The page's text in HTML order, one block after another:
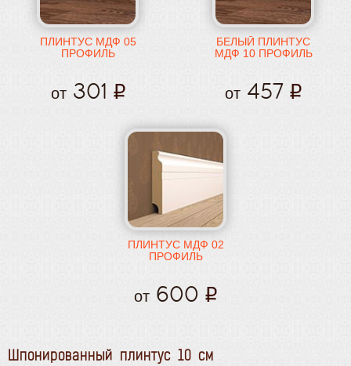
ПЛИНТУС МДФ 05
ПРОФИЛЬ
от301
БЕЛЫЙ ПЛИНТУС
МДФ 10 ПРОФИЛЬ
от 457
ПЛИНТУС МДФ 02
ПРОФИЛЬ
от 600
Шпонированный плинтус 10 см